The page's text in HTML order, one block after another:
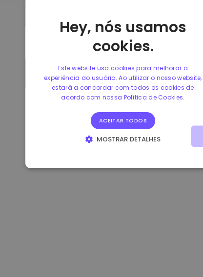
0.865660 € 0.00% 3.4B €
Hey, nós usamos
cookies.
Este website usa cookies para melhorar a
experiência do usuário. Ao utilizar o nosso website,
estará a concordar com todos os cookies de
acordo com nossa Política de Cookies.
ACEITAR TODOS
MOSTRAR DETALHES